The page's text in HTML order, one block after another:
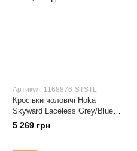
Артикул: 1168876-STSTL
Кросівки чоловічі Hoka
Skyward Laceless Grey/Blue
(1168876-STSTL)
5 269 грн